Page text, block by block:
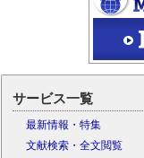
サービス一覧
最新情報・特集
文献検索・全文閲覧